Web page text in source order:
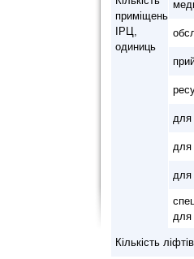
приміщень
ІРЦ,
одиниць
для
для
для
для
Кількість